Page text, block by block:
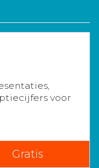
voor
Gratis